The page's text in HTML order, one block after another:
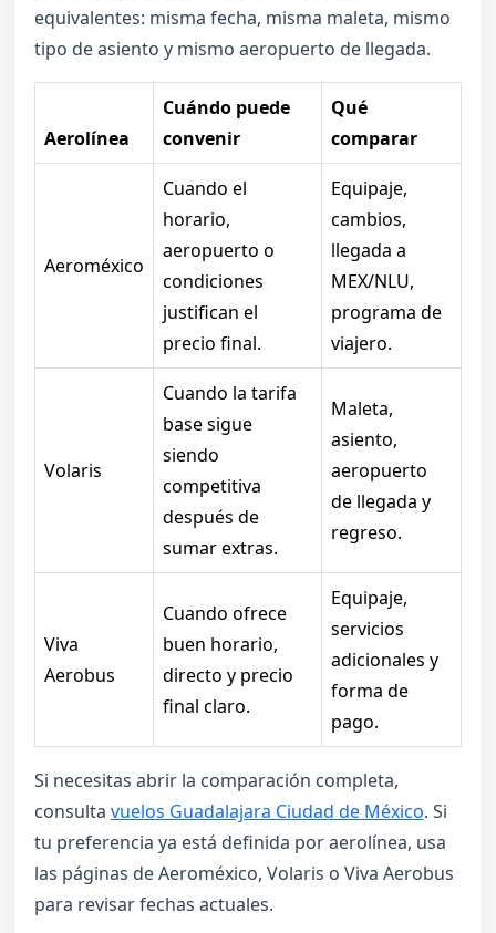
equivalentes: misma fecha, misma maleta, mismo
tipo de asiento y mismo aeropuerto de llegada.
Aerolínea
Cuándo puede
convenir
Qué
comparar
Aeroméxico
Cuando el
horario,
aeropuerto o
condiciones
justifican el
precio final.
Equipaje,
cambios,
llegada a
MEX/NLU,
programa de
viajero.
Volaris
Cuando la tarifa
base sigue
siendo
competitiva
después de
sumar extras.
Maleta,
asiento,
aeropuerto
de llegada y
regreso.
Viva
Aerobus
Cuando ofrece
buen horario,
directo y precio
final claro.
Equipaje,
servicios
adicionales y
forma de
pago.
Si necesitas abrir la comparación completa,
consulta vuelos Guadalajara Ciudad de México. Si
tu preferencia ya está definida por aerolínea, usa
las páginas de Aeroméxico, Volaris o Viva Aerobus
para revisar fechas actuales.